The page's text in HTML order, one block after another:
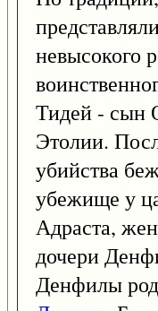
невысокого
Тидей - сын
Этолии.
убийства
убежище у
Адраста,
дочери
Денфилы